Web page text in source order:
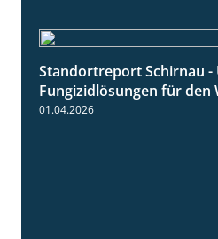
Standortreport Schirnau -
Fungizidlösungen für den
01.04.2026